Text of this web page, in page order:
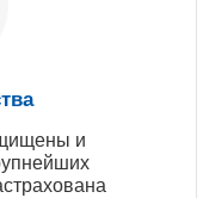
и